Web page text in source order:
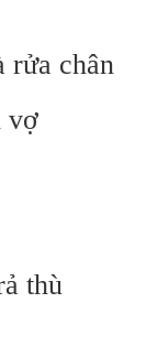
rửa chân
vợ
thù